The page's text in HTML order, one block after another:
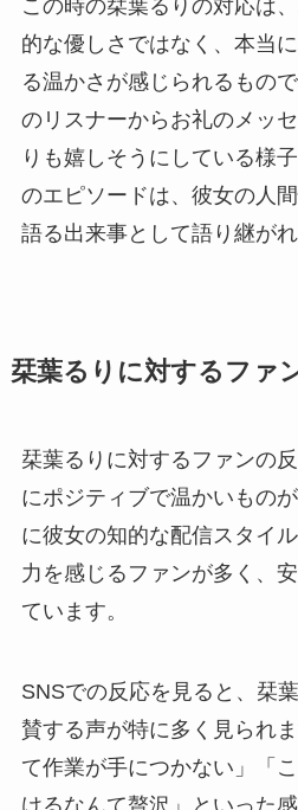
この時の栞葉るりの対応は
的な優しさではなく、本当
る温かさが感じられるもの
のリスナーからお礼のメッ
りも嬉しそうにしている様
のエピソードは、彼女の人
語る出来事として語り継がれ
栞葉るりに対するファ
栞葉るりに対するファンの
にポジティブで温かいもの
に彼女の知的な配信スタイ
力を感じるファンが多く、
ています。
SNSでの反応を見ると、栞
賛する声が特に多く見られ
て作業が手につかない」「